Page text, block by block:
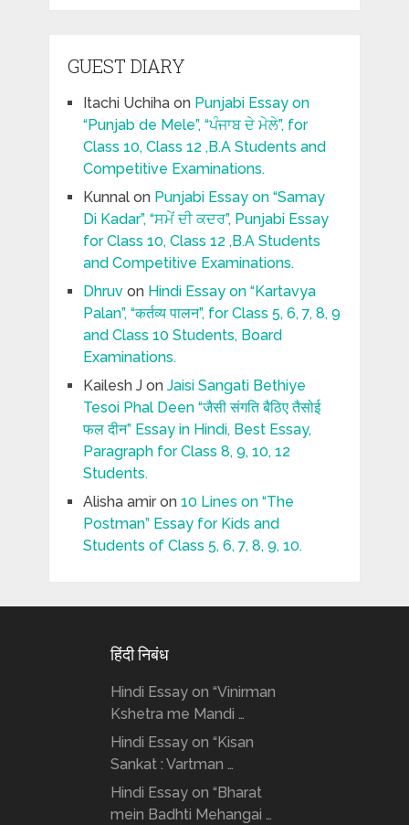
GUEST DIARY
Itachi Uchihaon Punjabi Essay on
“Punjab de Mele”, “ਪੰਜਾਬ ਦੇ ਮੇਲੇ”, for
Class 10, Class 12 ,B.A Students and
Competitive Examinations.
Kunnalon Punjabi Essay on “Samay
Di Kadar”, “ਸਮੇਂ ਦੀ ਕਦਰ”, Punjabi Essay
for Class 10, Class 12 ,B.A Students
and Competitive Examinations.
Dhruvon Hindi Essay on “Kartavya
Palan”, “कर्तव्य पालन”, for Class 5, 6, 7, 8, 9
and Class 10 Students, Board
Examinations.
Kailesh Jon Jaisi Sangati Bethiye
Tesoi Phal Deen “जैसी संगति बैठिए तैसोई
फल दीन” Essay in Hindi, Best Essay,
Paragraph for Class 8, 9, 10, 12
Students.
Alisha amiron 10 Lines on “The
Postman” Essay for Kids and
Students of Class 5, 6, 7, 8, 9, 10.
हिंदी निबंध
Hindi Essay on “Vinirman
Kshetra me Mandi …
Hindi Essay on “Kisan
Sankat : Vartman …
Hindi Essay on “Bharat
mein Badhti Mehangai …